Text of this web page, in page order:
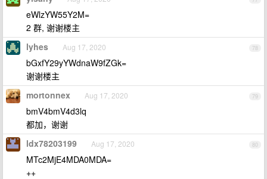
eWlzYW55Y2M=
2 群, 谢谢楼主
78
lyhes Aug 17, 2020
bGxfY29yYWdnaW9fZGk=
谢谢楼主
79
mortonnex Aug 17, 2020
bmV4bmV4d3lq
都加，谢谢
80
ldx78203199 Aug 17, 2020
MTc2MjE4MDA0MDA=
++